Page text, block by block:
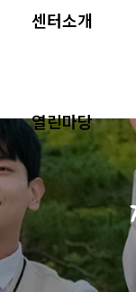
센터소개
열린마당